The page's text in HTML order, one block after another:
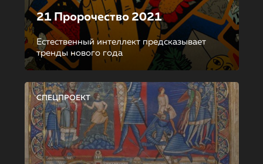
21 Пророчество 2021
Естественный интеллект предсказывает
тренды нового года
СПЕЦПРОЕКТ